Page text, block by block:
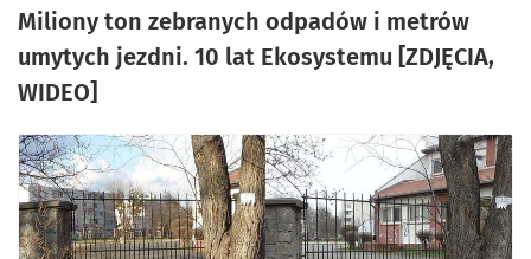
Miliony ton zebranych odpadów i metrów
umytych jezdni. 10 lat Ekosystemu [ZDJĘCIA,
WIDEO]